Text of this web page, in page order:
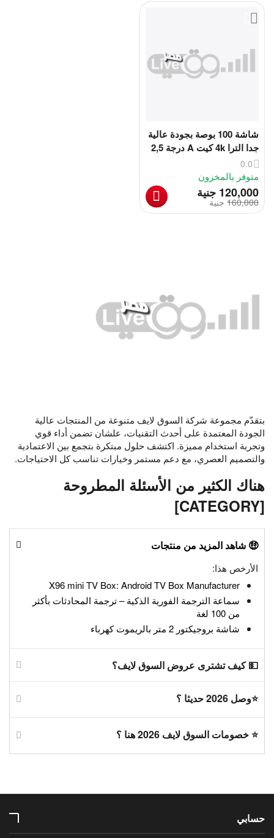
بتقدّم مجموعة شركة السوق لايف متنوعة من المنتجات عالية
الجودة المعتمدة على أحدث التقنيات، علشان تضمن أداء قوي
وتجربة استخدام مميزة. اكتشف حلول مبتكرة بتجمع بين الاعتمادية
والتصميم العصري، مع دعم مستمر وخيارات تناسب كل الاحتياجات.
هناك الكثير من الأسئلة المطروحة
[CATEGORY]
🤑 شاهد المزيد من منتجات
الأرخص هذا:
X96 mini TV Box: Android TV Box Manufacturer
سماعة الترجمة الفورية الذكية – ترجمة المحادثات بأكثر
من 100 لغة
شاشة بروجيكتور 2 متر بالريموت كهرباء
💵 كيف تشترى عروض السوق لايف؟
⭐وصل 2026 حديثا ؟
⭐ خصومات السوق لايف 2026 هنا ؟
شاشة 100 بوصة بجودة عالية
جدا الترا 4k كيت A درجة 2,5
0.0
متوفر بالمخزون
جنية 120,000
جنية 160,000
حسابي